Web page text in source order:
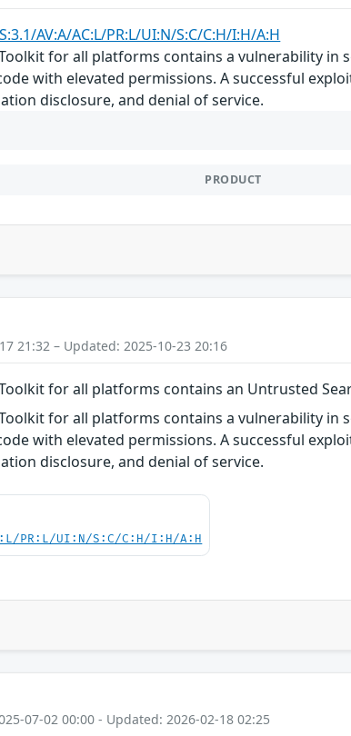
AV:A/AC:L/PR:L/UI:N/S:C/C:H/I:H/A:H
for all platforms contains a vulnerability
with elevated permissions. A successful
disclosure, and denial of service.
PRODUCT
21:32 – Updated: 2025-10-23 20:16
for all platforms contains an Untrusted
for all platforms contains a vulnerability
with elevated permissions. A successful
disclosure, and denial of service.
PR:L/UI:N/S:C/C:H/I:H/A:H
07-02 00:00 - Updated: 2026-02-18 02:25